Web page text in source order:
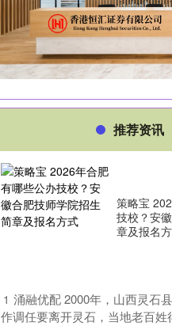
推荐资讯
策略宝
技校？安
章及报名
1 涌融优配 2000年，山西灵石
作调任要离开灵石，当地老百姓